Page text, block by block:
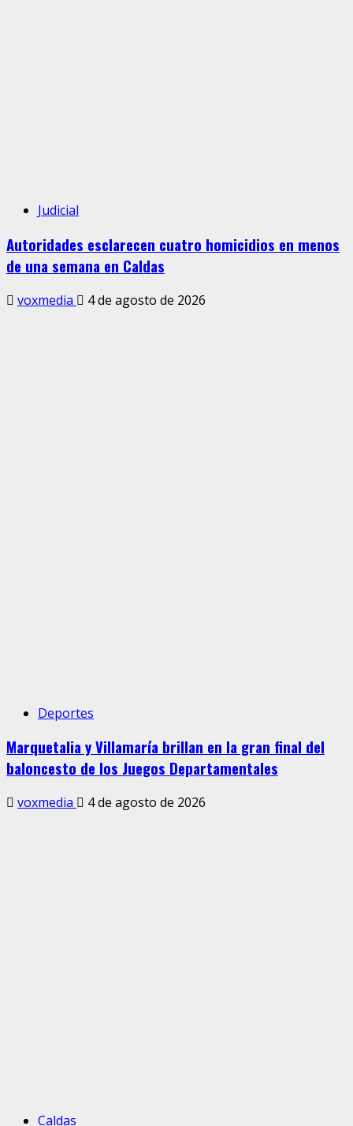
Judicial
Autoridades esclarecen cuatro homicidios en menos
de una semana en Caldas
voxmedia 4 de agosto de 2026
Deportes
Marquetalia y Villamaría brillan en la gran final del
baloncesto de los Juegos Departamentales
voxmedia 4 de agosto de 2026
Caldas